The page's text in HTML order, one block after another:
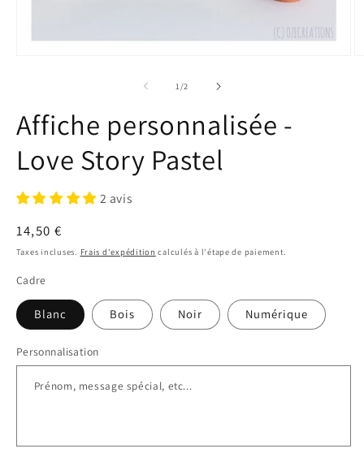
une
fenêtre
1 /de
2
Affiche personnalisée -
Love Story Pastel
2 avis
Prix
habituel
14,50 €
Taxes incluses. Frais d'expédition calculés à l'étape de paiement.
Cadre
Blanc Bois Noir Numérique
Personnalisation